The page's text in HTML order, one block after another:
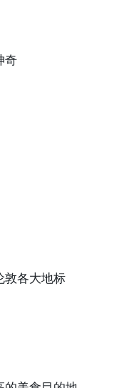
奇
敦各大地标